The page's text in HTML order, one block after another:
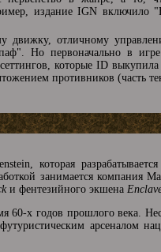
издание IGN
движку, отличному
Но первоначально в
которые ID
противников (часть
которая
занимается компания
и фентезийного экшена
60-х годов прошлого века.
арсеналом